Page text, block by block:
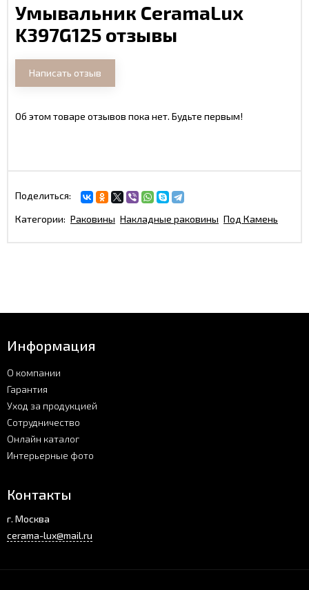
Умывальник CeramaLux
K397G125 отзывы
Написать отзыв
Об этом товаре отзывов пока нет. Будьте первым!
Поделиться:
Категории: Раковины Накладные раковины Под Камень
Информация
О компании
Гарантия
Уход за продукцией
Сотрудничество
Онлайн каталог
Интерьерные фото
Контакты
г. Москва
cerama-lux@mail.ru